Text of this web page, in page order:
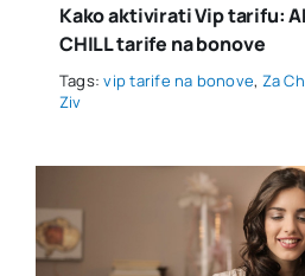
Kako aktivirati Vip tarifu:
CHILL tarife na bonove
Tags:vip tarife na bonove, Za
Ziv